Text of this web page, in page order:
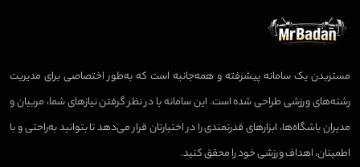
مستربدن یک سامانه پیشرفته و همه‌جانبه است که به‌طور اختصاصی برای مدیریت
رشته‌های ورزشی طراحی شده است. این سامانه با در نظر گرفتن نیازهای شما، مربیان و
مدیران باشگاه‌ها، ابزارهای قدرتمندی را در اختیارتان قرار می‌دهد تا بتوانید به‌راحتی و با
اطمینان، اهداف ورزشی خود را محقق کنید.